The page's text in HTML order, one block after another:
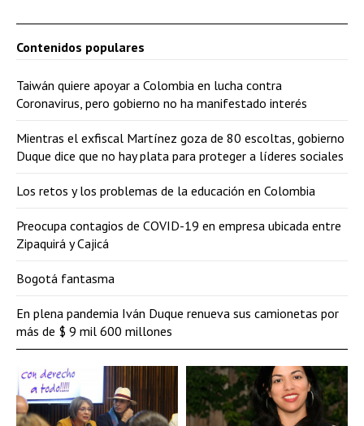
Contenidos populares
Taiwán quiere apoyar a Colombia en lucha contra
Coronavirus, pero gobierno no ha manifestado interés
Mientras el exfiscal Martínez goza de 80 escoltas, gobierno
Duque dice que no hay plata para proteger a líderes sociales
Los retos y los problemas de la educación en Colombia
Preocupa contagios de COVID-19 en empresa ubicada entre
Zipaquirá y Cajicá
Bogotá fantasma
En plena pandemia Iván Duque renueva sus camionetas por
más de $ 9 mil 600 millones